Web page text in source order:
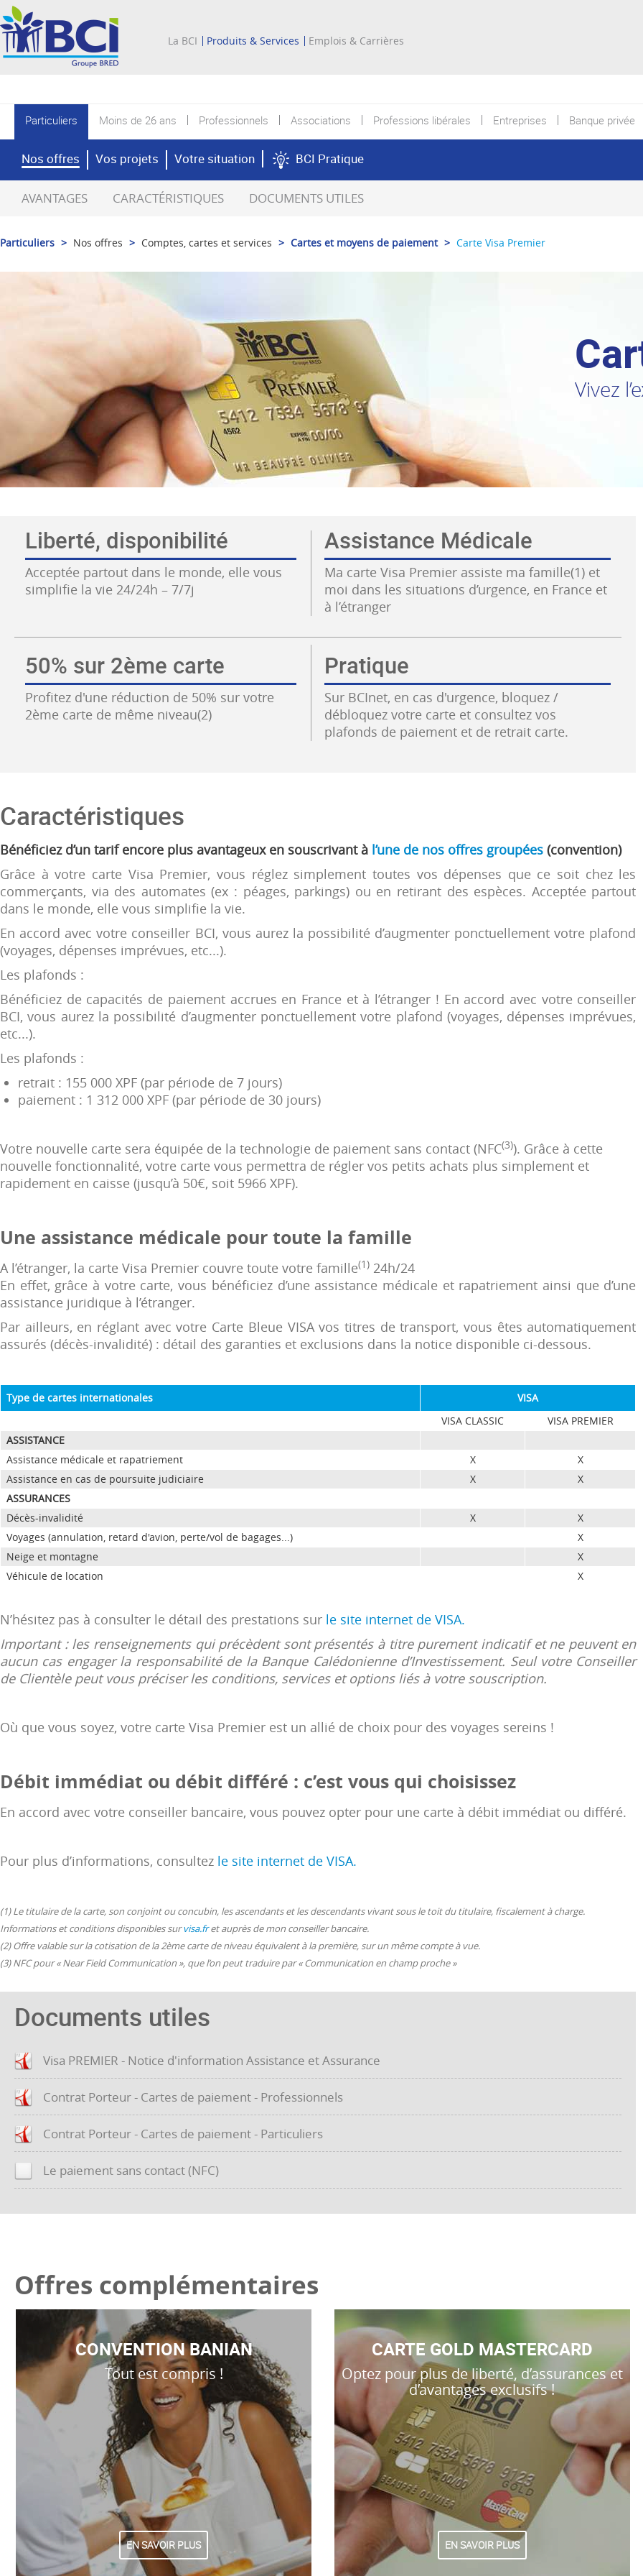
La BCI Produits & Services Emplois & Carrières
Particuliers Moins de 26 ans Professionnels Associations Professions libérales Entreprises Banque privée
Nos offres Vos projets Votre situation BCI Pratique
AVANTAGES CARACTÉRISTIQUES DOCUMENTS UTILES
Particuliers > Nos offres > Comptes, cartes et services > Cartes et moyens de paiement > Carte Visa Premier
Vivez
Liberté, disponibilité
Acceptée partout dans le monde, elle vous
simplifie la vie 24/24h – 7/7j
Assistance Médicale
Ma carte Visa Premier assiste ma famille(1) et
moi dans les situations d’urgence, en France et
à l’étranger
50% sur 2ème carte
Profitez d'une réduction de 50% sur votre
2ème carte de même niveau(2)
Pratique
Sur BCInet, en cas d'urgence, bloquez /
débloquez votre carte et consultez vos
plafonds de paiement et de retrait carte.
Caractéristiques
Bénéficiez d’un tarif encore plus avantageux en souscrivant à l’une de nos offres groupées (convention)
Grâce à votre carte Visa Premier, vous réglez simplement toutes vos dépenses que ce soit chez les
commerçants, via des automates (ex : péages, parkings) ou en retirant des espèces. Acceptée partout
dans le monde, elle vous simplifie la vie.
En accord avec votre conseiller BCI, vous aurez la possibilité d’augmenter ponctuellement votre plafond
(voyages, dépenses imprévues, etc...).
Les plafonds :
Bénéficiez de capacités de paiement accrues en France et à l’étranger ! En accord avec votre conseiller
BCI, vous aurez la possibilité d’augmenter ponctuellement votre plafond (voyages, dépenses imprévues,
etc...).
Les plafonds :
retrait : 155 000 XPF (par période de 7 jours)
paiement : 1 312 000 XPF (par période de 30 jours)
Votre nouvelle carte sera équipée de la technologie de paiement sans contact (NFC(3)). Grâce à cette
nouvelle fonctionnalité, votre carte vous permettra de régler vos petits achats plus simplement et
rapidement en caisse (jusqu’à 50€, soit 5966 XPF).
Une assistance médicale pour toute la famille
A l’étranger, la carte Visa Premier couvre toute votre famille(1) 24h/24
En effet, grâce à votre carte, vous bénéficiez d’une assistance médicale et rapatriement ainsi que d’une
assistance juridique à l’étranger.
Par ailleurs, en réglant avec votre Carte Bleue VISA vos titres de transport, vous êtes automatiquement
assurés (décès-invalidité) : détail des garanties et exclusions dans la notice disponible ci-dessous.
Type de cartes internationales
VISA
VISA CLASSIC
VISA PREMIER
ASSISTANCE
Assistance médicale et rapatriement
X
X
Assistance en cas de poursuite judiciaire
X
X
ASSURANCES
Décès-invalidité
X
X
Voyages (annulation, retard d'avion, perte/vol de bagages...)
X
Neige et montagne
X
Véhicule de location
X
N’hésitez pas à consulter le détail des prestations sur le site internet de VISA.
Important : les renseignements qui précèdent sont présentés à titre purement indicatif et ne peuvent en
aucun cas engager la responsabilité de la Banque Calédonienne d’Investissement. Seul votre Conseiller
de Clientèle peut vous préciser les conditions, services et options liés à votre souscription.
Où que vous soyez, votre carte Visa Premier est un allié de choix pour des voyages sereins !
Débit immédiat ou débit différé : c’est vous qui choisissez
En accord avec votre conseiller bancaire, vous pouvez opter pour une carte à débit immédiat ou différé.
Pour plus d’informations, consultez le site internet de VISA.
(1) Le titulaire de la carte, son conjoint ou concubin, les ascendants et les descendants vivant sous le toit du titulaire, fiscalement à charge.
Informations et conditions disponibles survisa.fret auprès de mon conseiller bancaire.
(2) Offre valable sur la cotisation de la 2ème carte de niveau équivalent à la première, sur un même compte à vue.
(3) NFC pour « Near Field Communication », que l’on peut traduire par « Communication en champ proche »
Documents utiles
Visa PREMIER - Notice d'information Assistance et Assurance
Contrat Porteur - Cartes de paiement - Professionnels
Contrat Porteur - Cartes de paiement - Particuliers
Le paiement sans contact (NFC)
Offres complémentaires
CONVENTION BANIAN
Tout est compris !
EN SAVOIR PLUS
CARTE GOLD MASTERCARD
Optez pour plus de liberté, d’assurances et
d’avantages exclusifs !
EN SAVOIR PLUS